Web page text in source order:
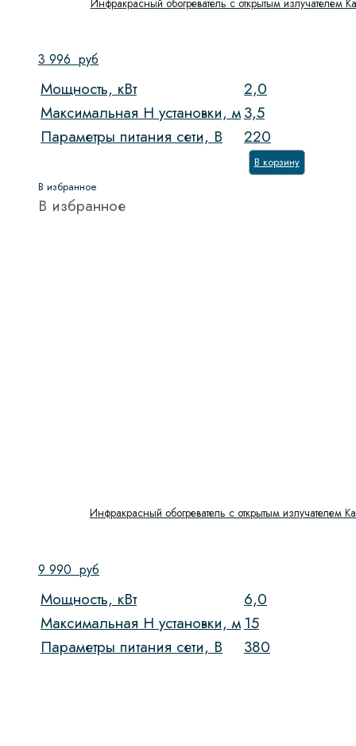
3 996 руб
Мощность, кВт
2,0
Максимальная H установки, м3,5
Параметры питания сети, В
220
В корзину
В избранное
В избранное
Инфракрасный обогреватель с открытым излучателем
9 990 руб
Мощность, кВт
6,0
Максимальная H установки, м 15
Параметры питания сети, В
380